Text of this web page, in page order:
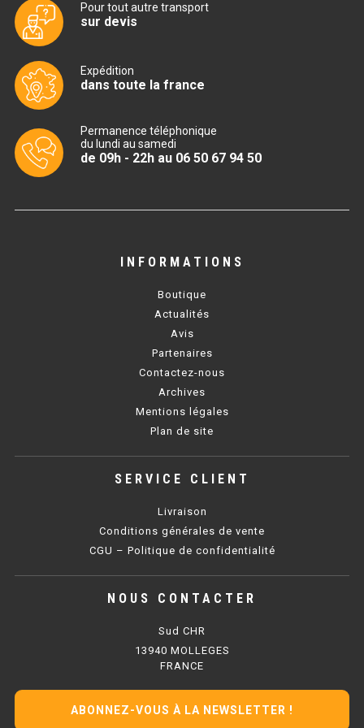
BAIN MARIE 900 ÉLECTRIQUE
CHAUFFE FRITES
CHAUFFE FRITES 600 ÉLECTRIQUE
PLAQUE 600 GAZ
PLAQUE 650 GAZ
PLAQUE 700 GAZ
PLAQUE 900 GAZ
PLAQUE 650 ÉLECTRIQUE
PLAQUE 700 ÉLECTRIQUE
PLAQUE 900 ÉLECTRIQUE
FRITEUSE SÉRIE UOC
FRITEUSE 600 GAZ
FRITEUSE 650 GAZ
Pour tout autre transport
sur devis
Expédition
dans toute la france
Permanence téléphonique
du lundi au samedi
de 09h - 22h au 06 50 67 94 50
INFORMATIONS
Boutique
Actualités
Avis
Partenaires
Contactez-nous
Archives
Mentions légales
Plan de site
SERVICE CLIENT
Livraison
Conditions générales de vente
CGU – Politique de confidentialité
NOUS CONTACTER
Sud CHR
13940 MOLLEGES
FRANCE
ABONNEZ-VOUS À LA NEWSLETTER !